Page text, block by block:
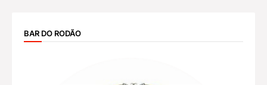
BAR DO RODÃO